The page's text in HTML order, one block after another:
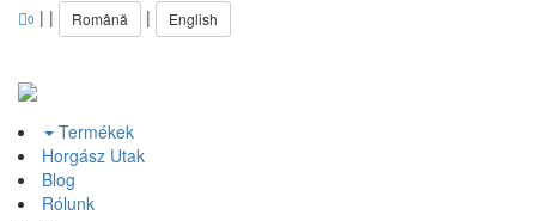
0 | | Română | English
Termékek
Horgász Utak
Blog
Rólunk